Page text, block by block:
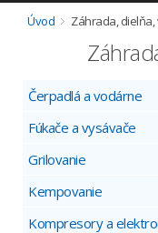
Úvod Záhrada, dielňa,
Čerpadlá a vodárne
Fúkače a vysávače
Grilovanie
Kempovanie
Kompresory a